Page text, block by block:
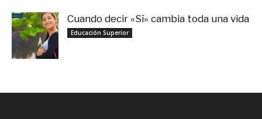
Cuando decir «Sí» cambia toda una vida
Educación Superior